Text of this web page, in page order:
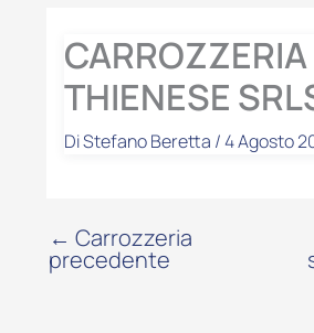
CARROZZERIA
THIENESE
DiStefano Beretta /4 Agosto
← Carrozzeria
precedente